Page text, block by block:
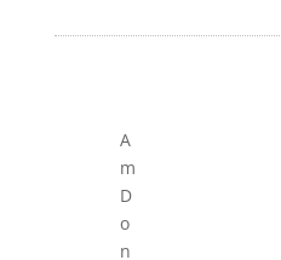
A
m
D
o
n